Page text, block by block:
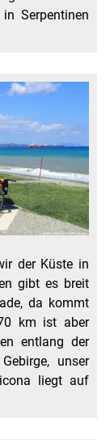
Serpentinen
der Küste in
gibt es breit
da kommt
km ist aber
entlang der
unser
liegt auf